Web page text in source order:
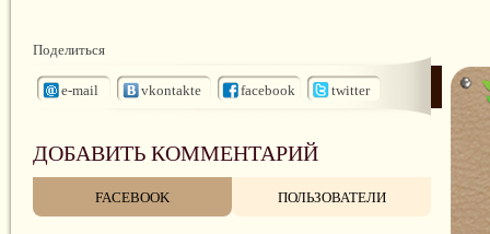
Поделиться
e-mail vkontakte facebook twitter
ДОБАВИТЬ КОММЕНТАРИЙ
FACEBOOK ПОЛЬЗОВАТЕЛИ